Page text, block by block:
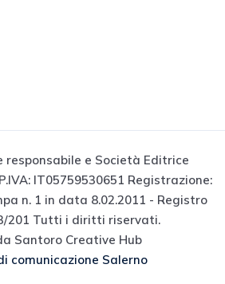
e Società Editrice
IT05759530651 Registrazione:
n. 1 in data 8.02.2011 - Registro
201 Tutti i diritti riservati.
Santoro Creative Hub
comunicazione Salerno